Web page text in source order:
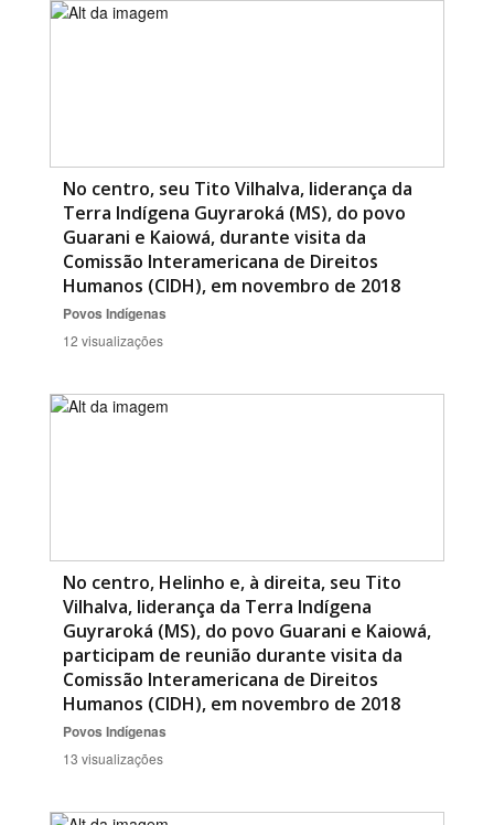
No centro, seu Tito Vilhalva, liderança da
Terra Indígena Guyraroká (MS), do povo
Guarani e Kaiowá, durante visita da
Comissão Interamericana de Direitos
Humanos (CIDH), em novembro de 2018
Povos Indígenas
12 visualizações
No centro, Helinho e, à direita, seu Tito
Vilhalva, liderança da Terra Indígena
Guyraroká (MS), do povo Guarani e Kaiowá,
participam de reunião durante visita da
Comissão Interamericana de Direitos
Humanos (CIDH), em novembro de 2018
Povos Indígenas
13 visualizações